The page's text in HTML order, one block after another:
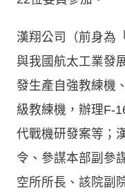
漢翔公司（前身為
與我國航太工業發
發生產自強教練機
級教練機，辦理F-
代戰機研發案等；
令、參謀本部副參
空所所長、該院副